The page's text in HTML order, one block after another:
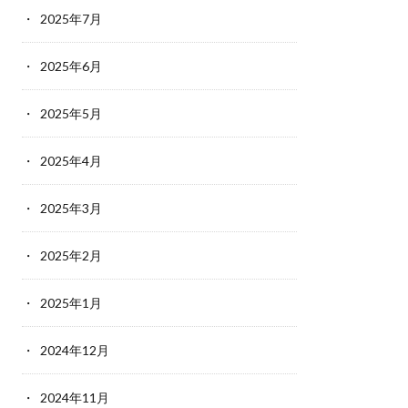
2025年7月
2025年6月
2025年5月
2025年4月
2025年3月
2025年2月
2025年1月
2024年12月
2024年11月